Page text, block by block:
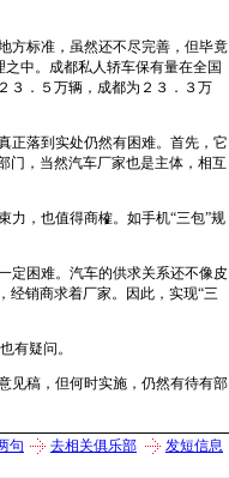
标准，虽然还不尽完善，但毕竟
中。成都私人轿车保有量在全国
３．５万辆，成都为２３．３万
落到实处仍然有困难。首先，它
门，当然汽车厂家也是主体，相互
，也值得商榷。如手机“三包”规
困难。汽车的供求关系还不像皮
经销商求着厂家。因此，实现“三
有疑问。
稿，但何时实施，仍然有待有部
句 去相关俱乐部 发短信息